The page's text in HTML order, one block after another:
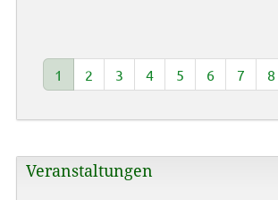
1 2 3 4 5 6 7 8
Veranstaltungen